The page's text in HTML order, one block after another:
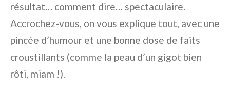
résultat… comment dire… spectaculaire.
Accrochez-vous, on vous explique tout, avec une
pincée d’humour et une bonne dose de faits
croustillants (comme la peau d’un gigot bien
rôti, miam !).